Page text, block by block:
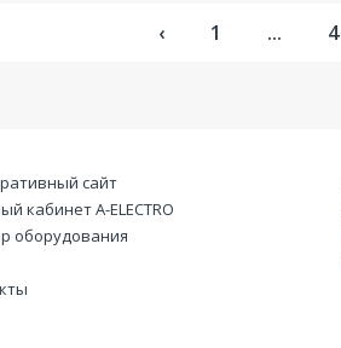
‹ 1 ... 4
сайт
кабинет А-ELECTRO
оборудования